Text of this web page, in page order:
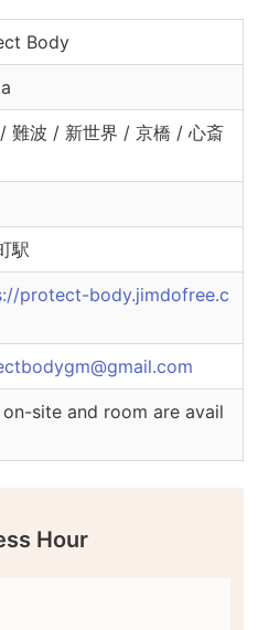
やご不明点について
認ください。
Body
難波 / 新世界 / 京橋 / 心斎
駅
protect-body.jimdofree.c
site and room are avail
Hour